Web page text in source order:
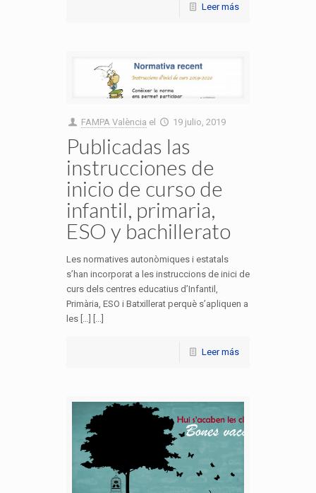
Leer más
FAMPA València el 19 julio, 2019
Publicadas las
instrucciones de
inicio de curso de
infantil, primaria,
ESO y bachillerato
Les normatives autonòmiques i estatals
s’han incorporat a les instruccions de inici de
curs dels centres educatius d’Infantil,
Primària, ESO i Batxillerat perquè s’apliquen a
les […] [...]
Leer más